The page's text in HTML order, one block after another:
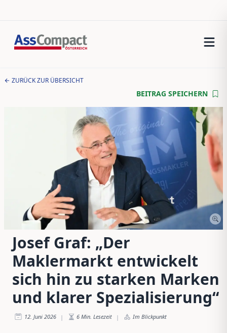
ZURÜCK ZUR ÜBERSICHT
BEITRAG SPEICHERN
Josef Graf: „Der
Maklermarkt entwickelt
sich hin zu starken Marken
und klarer Spezialisierung“
12. Juni 2026 | 6 Min. Lesezeit | Im Blickpunkt